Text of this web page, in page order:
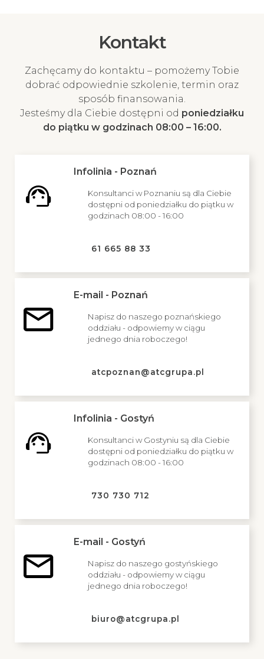
Kontakt
Zachęcamy do kontaktu – pomożemy Tobie
dobrać odpowiednie szkolenie, termin oraz
sposób finansowania.
Jesteśmy dla Ciebie dostępni od poniedziałku
do piątku w godzinach 08:00 – 16:00.
Infolinia - Poznań
Konsultanci w Poznaniu są dla Ciebie
dostępni od poniedziałku do piątku w
godzinach 08:00 - 16:00
61 665 88 33
E-mail - Poznań
Napisz do naszego poznańskiego
oddziału - odpowiemy w ciągu
jednego dnia roboczego!
atcpoznan@atcgrupa.pl
Infolinia - Gostyń
Konsultanci w Gostyniu są dla Ciebie
dostępni od poniedziałku do piątku w
godzinach 08:00 - 16:00
730 730 712
E-mail - Gostyń
Napisz do naszego gostyńskiego
oddziału - odpowiemy w ciągu
jednego dnia roboczego!
biuro@atcgrupa.pl